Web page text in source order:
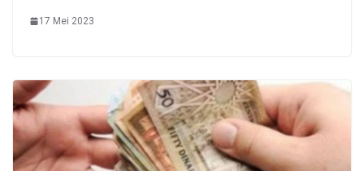
17 Mei 2023